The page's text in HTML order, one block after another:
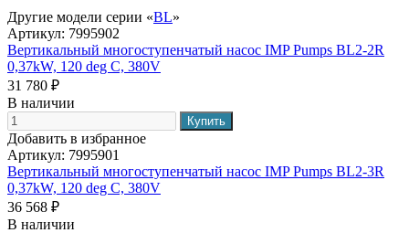
Другие модели серии «BL»
Артикул: 7995902
Вертикальный многоступенчатый насос IMP Pumps BL2-2R
0,37kW, 120 deg C, 380V
31 780 ₽
В наличии
Добавить в избранное
Артикул: 7995901
Вертикальный многоступенчатый насос IMP Pumps BL2-3R
0,37kW, 120 deg C, 380V
36 568 ₽
В наличии